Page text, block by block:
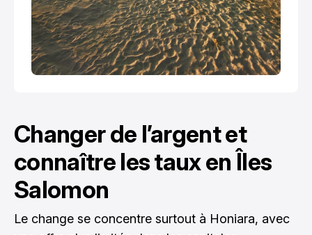
Changer de l’argent et
connaître les taux en Îles
Salomon
Le change se concentre surtout à Honiara, avec